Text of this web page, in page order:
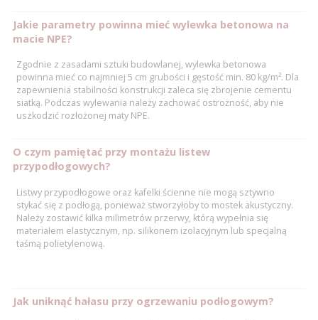
Jakie parametry powinna mieć wylewka betonowa na
macie NPE?
Zgodnie z zasadami sztuki budowlanej, wylewka betonowa
powinna mieć co najmniej 5 cm grubości i gęstość min. 80 kg/m². Dla
zapewnienia stabilności konstrukcji zaleca się zbrojenie cementu
siatką. Podczas wylewania należy zachować ostrożność, aby nie
uszkodzić rozłożonej maty NPE.
O czym pamiętać przy montażu listew
przypodłogowych?
Listwy przypodłogowe oraz kafelki ścienne nie mogą sztywno
stykać się z podłogą, ponieważ stworzyłoby to mostek akustyczny.
Należy zostawić kilka milimetrów przerwy, którą wypełnia się
materiałem elastycznym, np. silikonem izolacyjnym lub specjalną
taśmą polietylenową.
Jak uniknąć hałasu przy ogrzewaniu podłogowym?